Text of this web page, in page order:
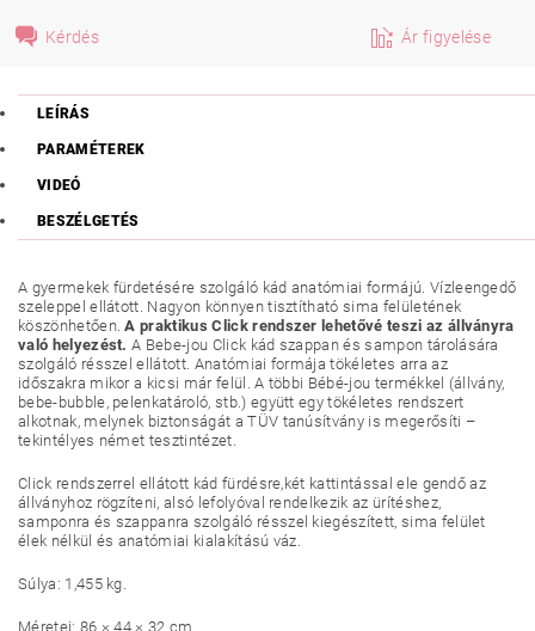
Kérdés Ár figyelése
LEÍRÁS
PARAMÉTEREK
VIDEÓ
BESZÉLGETÉS
A gyermekek fürdetésére szolgáló kád anatómiai formájú. Vízleengedő
szeleppel ellátott. Nagyon könnyen tisztítható sima felületének
köszönhetően.A praktikus Click rendszer lehetővé teszi az állványra
való helyezést. A Bebe-jou Click kád szappan és sampon tárolására
szolgáló résszel ellátott. Anatómiai formája tökéletes arra az
időszakra mikor a kicsi már felül. A többi Bébé-jou termékkel (állvány,
bebe-bubble, pelenkatároló, stb.) együtt egy tökéletes rendszert
alkotnak, melynek biztonságát a TÜV tanúsítvány is megerősíti –
tekintélyes német tesztintézet.
Click rendszerrel ellátott kád fürdésre,két kattintással ele gendő az
állványhoz rögzíteni, alsó lefolyóval rendelkezik az ürítéshez,
samponra és szappanra szolgáló résszel kiegészített, sima felület
élek nélkül és anatómiai kialakítású váz.
Súlya: 1,455 kg.
Méretei: 86 × 44 × 32 cm